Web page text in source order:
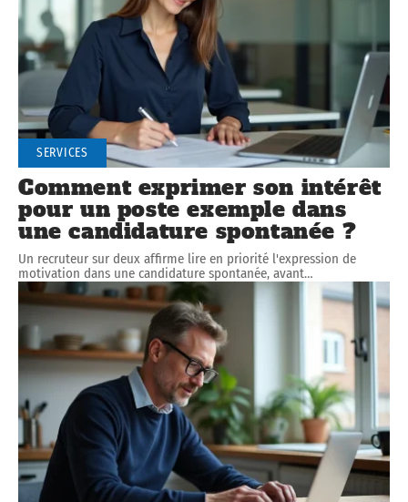
SERVICES
Comment exprimer son intérêt
pour un poste exemple dans
une candidature spontanée ?
Un recruteur sur deux affirme lire en priorité l'expression de
motivation dans une candidature spontanée, avant…